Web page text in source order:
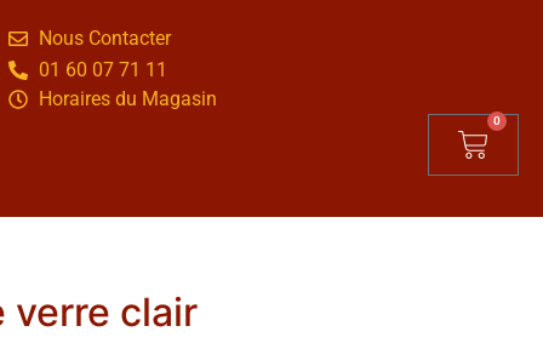
Nous Contacter
01 60 07 71 11
Horaires du Magasin
0
verre clair